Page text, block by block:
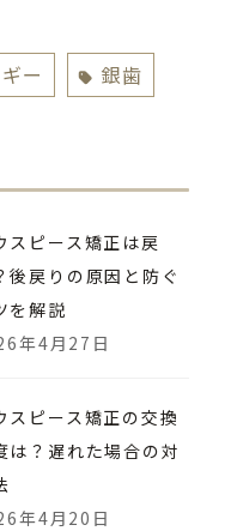
ー
銀歯
スピース矯正は戻
後戻りの原因と防ぐ
を解説
年4月27日
スピース矯正の交換
は？遅れた場合の対
年4月20日